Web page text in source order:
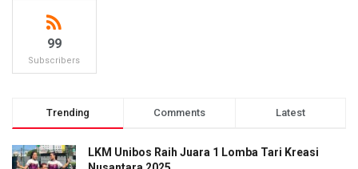
99
Subscribers
Trending Comments Latest
LKM Unibos Raih Juara 1 Lomba Tari Kreasi